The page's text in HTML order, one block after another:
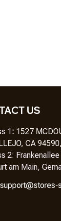
US
1 : 1527
CA
2:
am Main,
support@stores-